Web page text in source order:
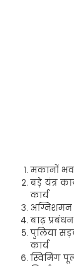
मकानों
बड़े यंत्र
कार्य
अग्निशमन
बाढ़
पुलिया
कार्य
स्विमिंग